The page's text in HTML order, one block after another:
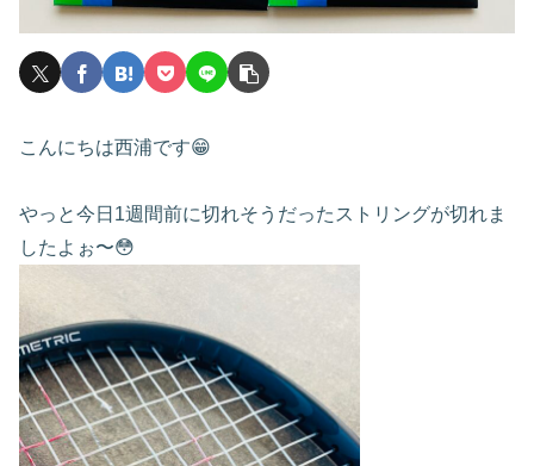
こんにちは西浦です😁
やっと今日1週間前に切れそうだったストリングが切れま
したよぉ〜😳